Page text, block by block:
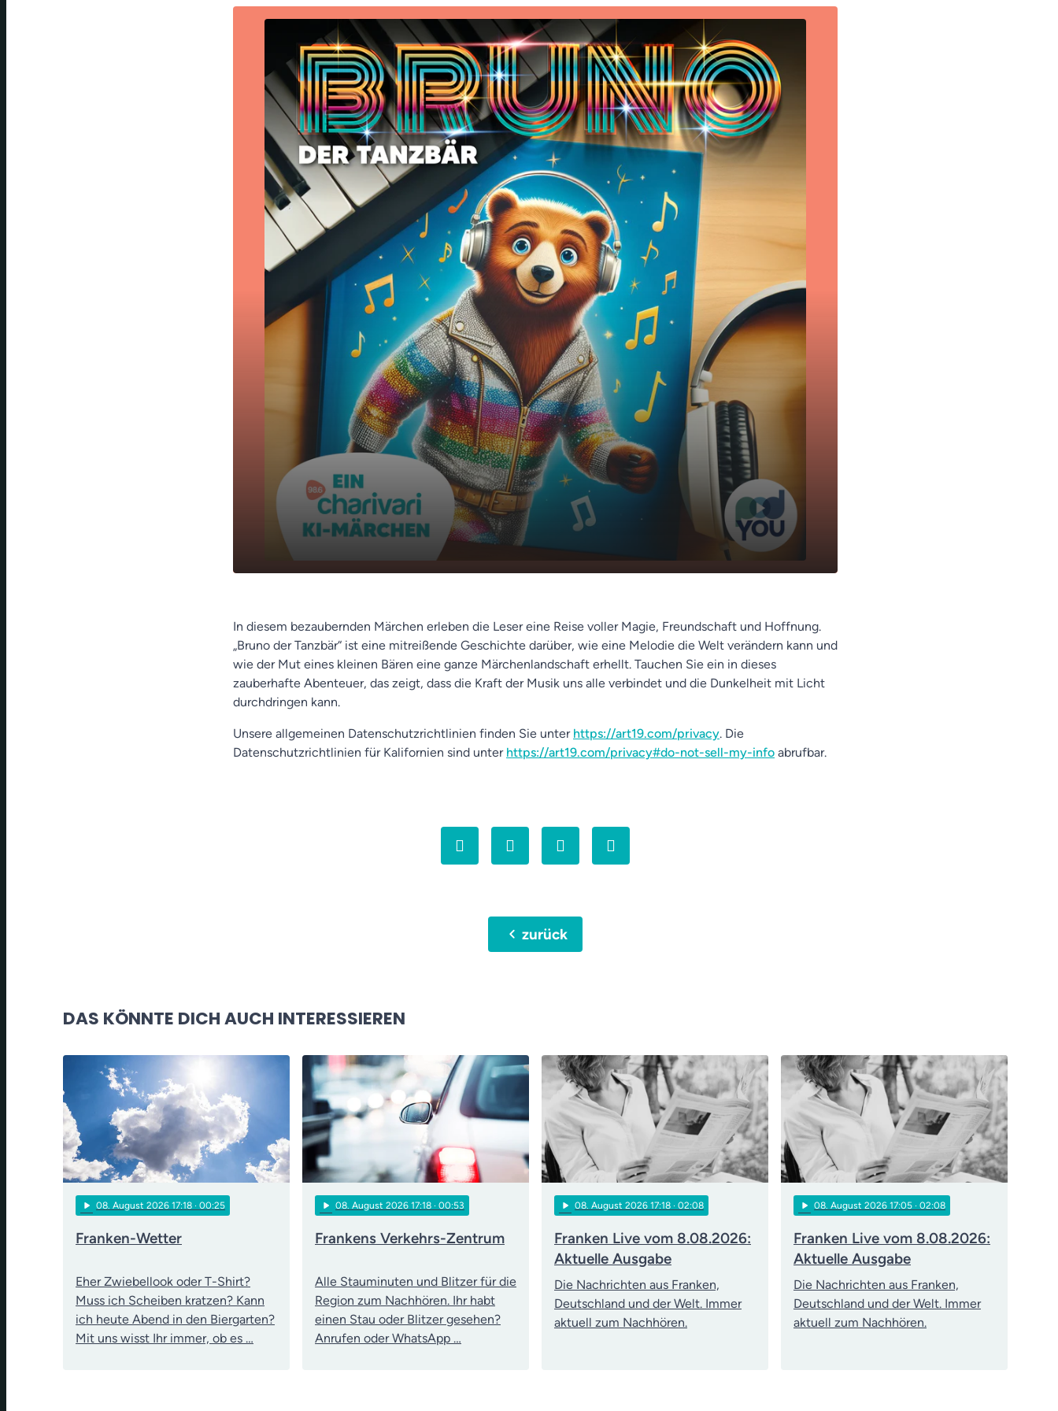
In diesem bezaubernden Märchen erleben die Leser eine Reise voller Magie, Freundschaft und Hoffnung.
„Bruno der Tanzbär“ ist eine mitreißende Geschichte darüber, wie eine Melodie die Welt verändern kann und
wie der Mut eines kleinen Bären eine ganze Märchenlandschaft erhellt. Tauchen Sie ein in dieses
zauberhafte Abenteuer, das zeigt, dass die Kraft der Musik uns alle verbindet und die Dunkelheit mit Licht
durchdringen kann.
Unsere allgemeinen Datenschutzrichtlinien finden Sie unter https://art19.com/privacy. Die
Datenschutzrichtlinien für Kalifornien sind unter https://art19.com/privacy#do-not-sell-my-info abrufbar.
chevron_leftzurück
DAS KÖNNTE DICH AUCH INTERESSIEREN
play_arrow 08 . August 2026 17:18 · 00:25
Franken-Wetter
Eher Zwiebellook oder T-Shirt?
Muss ich Scheiben kratzen? Kann
ich heute Abend in den Biergarten?
Mit uns wisst Ihr immer, ob es …
play_arrow 08 . August 2026 17:18 · 00:53
Frankens Verkehrs-Zentrum
Alle Stauminuten und Blitzer für die
Region zum Nachhören. Ihr habt
einen Stau oder Blitzer gesehen?
Anrufen oder WhatsApp …
play_arrow 08 . August 2026 17:18 · 02:08
Franken Live vom 8.08.2026:
Aktuelle Ausgabe
Die Nachrichten aus Franken,
Deutschland und der Welt. Immer
aktuell zum Nachhören.
play_arrow 08 . August 2026 17:05 · 02:08
Franken Live vom 8.08.2026:
Aktuelle Ausgabe
Die Nachrichten aus Franken,
Deutschland und der Welt. Immer
aktuell zum Nachhören.